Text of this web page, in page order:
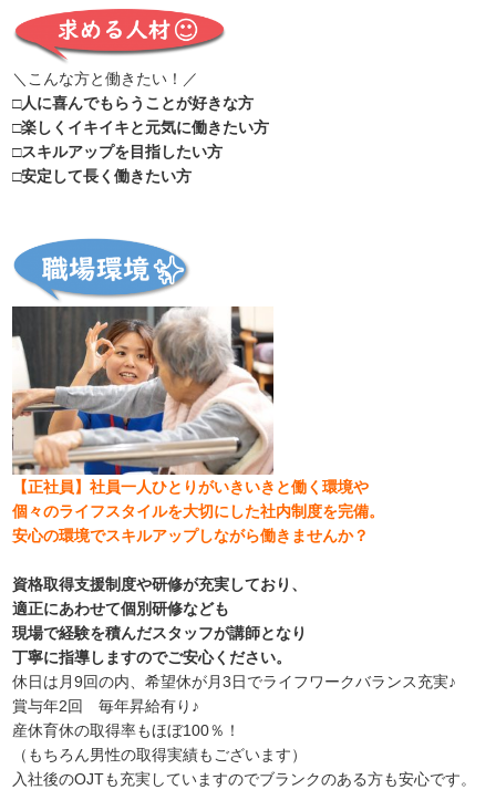
＼こんな方と働きたい！／
□人に喜んでもらうことが好きな方
□楽しくイキイキと元気に働きたい方
□スキルアップを目指したい方
□安定して長く働きたい方
【正社員】社員一人ひとりがいきいきと働く環境や
個々のライフスタイルを大切にした社内制度を完備。
安心の環境でスキルアップしながら働きませんか？
資格取得支援制度や研修が充実しており、
適正にあわせて個別研修なども
現場で経験を積んだスタッフが講師となり
丁寧に指導しますのでご安心ください。
休日は月9回の内、希望休が月3日でライフワークバランス充実♪
賞与年2回 毎年昇給有り♪
産休育休の取得率もほぼ100％！
（もちろん男性の取得実績もございます）
入社後のOJTも充実していますのでブランクのある方も安心です。